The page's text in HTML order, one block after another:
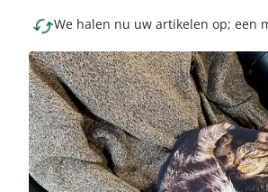
We halen nu uw artikelen op; een